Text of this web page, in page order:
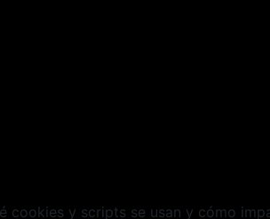
y scripts se usan y cómo